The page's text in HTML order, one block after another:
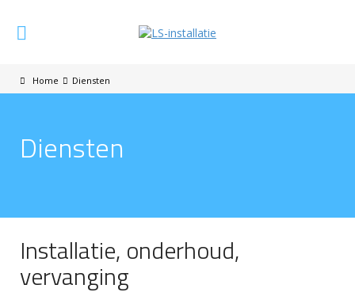
Home Diensten
Diensten
Installatie, onderhoud,
vervanging